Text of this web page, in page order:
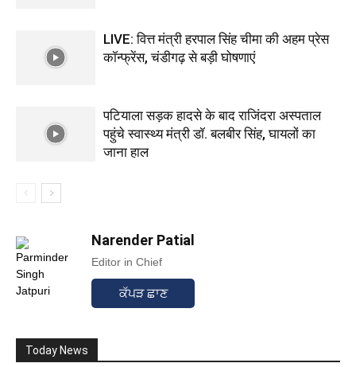
LIVE: वित्त मंत्री हरपाल सिंह चीमा की अहम प्रेस
कॉन्फ्रेंस, चंडीगढ़ से बड़ी घोषणाएं
पटियाला सड़क हादसे के बाद राजिंदरा अस्पताल
पहुंचे स्वास्थ्य मंत्री डॉ. बलबीर सिंह, घायलों का
जाना हाल
Narender Patial
Editor in Chief
ਕੱਪੜ ਛਾਣ
Today News